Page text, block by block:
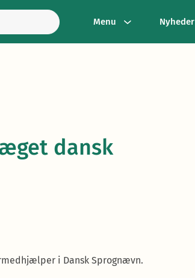
Menu Nyheder
dansk
i Dansk Sprognævn.